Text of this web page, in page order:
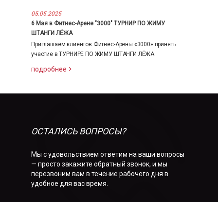
05.05.2025
6 Мая в Фитнес-Арене "3000" ТУРНИР ПО ЖИМУ
ШТАНГИ ЛЁЖА
Приглашаем клиентов Фитнес-Арены «3000» принять
участие в ТУРНИРЕ ПО ЖИМУ ШТАНГИ ЛЁЖА
подробнее
ОСТАЛИСЬ ВОПРОСЫ?
Мы с удовольствием ответим на ваши вопросы
— просто закажите обратный звонок, и мы
перезвоним вам в течение рабочего дня в
удобное для вас время.